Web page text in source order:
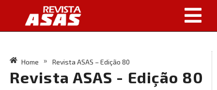
Home » Revista ASAS – Edição 80
Revista ASAS - Edição 80